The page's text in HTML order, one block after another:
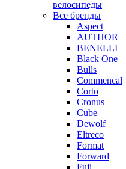
велосипеды
Все бренды
Aspect
AUTHOR
BENELLI
Black One
Bulls
Commencal
Corto
Cronus
Cube
Dewolf
Eltreco
Format
Forward
Fuji